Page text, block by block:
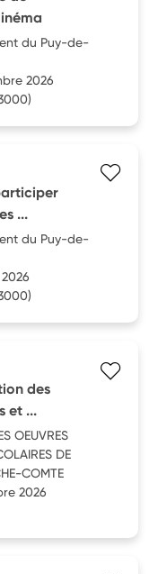
du Puy-de-
2026
...
du Puy-de-
des
et ...
OEUVRES
DE
COMTE
2026